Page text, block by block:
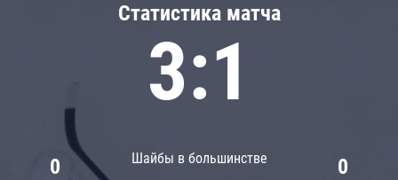
Статистика матча
3:1
Шайбы в большинстве
0 0